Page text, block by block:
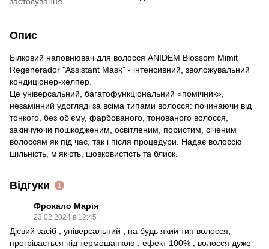
Опис
Білковий наповнювач для волосся ANIDEM Blossom Mimit
Regenerador "Assistant Mask" - інтенсивний, зволожувальний
кондиціонер-хелпер.
Це універсальний, багатофункціональний «помічник»,
незамінний удогляді за всіма типами волосся: починаючи від
тонкого, без обʼєму, фарбованого, тонованого волосся,
закінчуючи пошкодженим, освітленим, пористим, січеним
волоссям як під час, так і після процедури. Надає волоссю
щільність, мʼякість, шовковистість та блиск.
Відгуки 1
Фрокало Марія
23.02.2024 в 12:45
Дієвий засіб , універсальний , на будь який тип волосся,
прогрівається під термошапкою , ефект 100% , волосся дуже